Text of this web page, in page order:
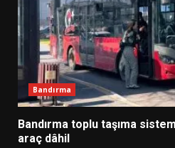
Bandırma
Bandırma toplu taşıma
araç dâhil